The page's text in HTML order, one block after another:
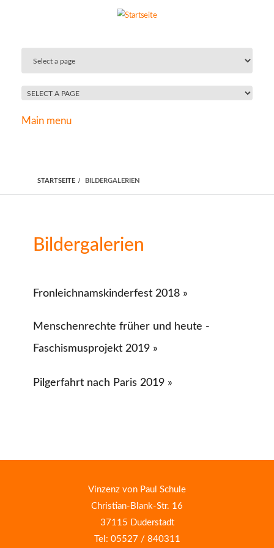
Main menu
STARTSEITE BILDERGALERIEN
Bildergalerien
Fronleichnamskinderfest 2018 »
Menschenrechte früher und heute -
Faschismusprojekt 2019 »
Pilgerfahrt nach Paris 2019 »
Vinzenz von Paul Schule
Christian-Blank-Str. 16
37115 Duderstadt
Tel: 05527 / 840311